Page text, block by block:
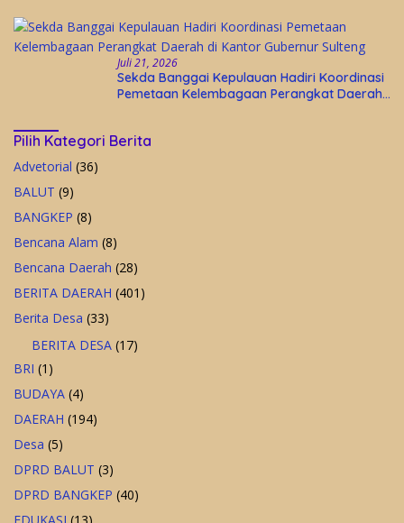
Juli 21, 2026
Sekda Banggai Kepulauan Hadiri Koordinasi
Pemetaan Kelembagaan Perangkat Daerah
Pilih Kategori Berita
Advetorial (36)
BALUT (9)
BANGKEP (8)
Bencana Alam (8)
Bencana Daerah (28)
BERITA DAERAH (401)
Berita Desa (33)
BERITA DESA (17)
BRI (1)
BUDAYA (4)
DAERAH (194)
Desa (5)
DPRD BALUT (3)
DPRD BANGKEP (40)